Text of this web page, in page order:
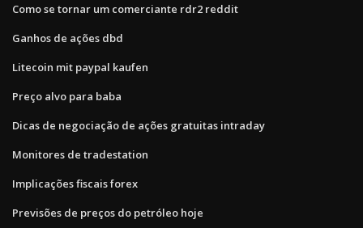
Como se tornar um comerciante rdr2 reddit
Ganhos de ações dbd
Litecoin mit paypal kaufen
Preço alvo para baba
Dicas de negociação de ações gratuitas intraday
Monitores de tradestation
Implicações fiscais forex
Previsões de preços do petróleo hoje